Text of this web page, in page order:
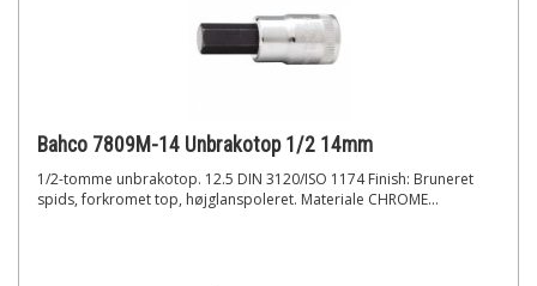
Bahco 7809M-14 Unbrakotop 1/2 14mm
1/2-tomme unbrakotop. 12.5 DIN 3120/ISO 1174 Finish: Bruneret
spids, forkromet top, højglanspoleret. Materiale CHROME...